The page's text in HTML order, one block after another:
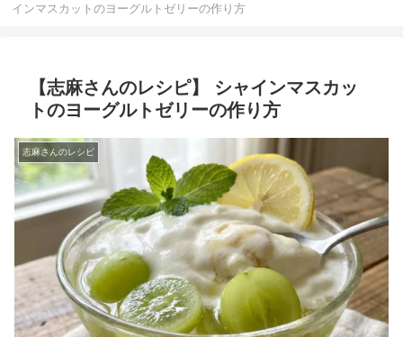
インマスカットのヨーグルトゼリーの作り方
【志麻さんのレシピ】 シャインマスカッ
トのヨーグルトゼリーの作り方
志麻さんのレシピ